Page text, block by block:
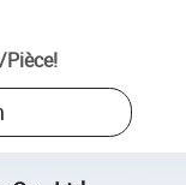
/Pièce!